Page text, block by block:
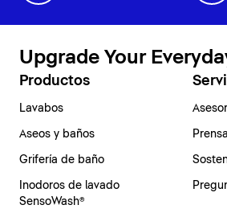
Upgrade Your
Productos
Lavabos
Aseos y baños
Grifería de baño
Inodoros de lavado
SensoWash®
Prensa